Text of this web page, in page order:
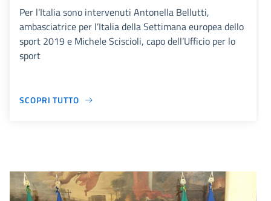
Per l’Italia sono intervenuti Antonella Bellutti,
ambasciatrice per l’Italia della Settimana europea dello
sport 2019 e Michele Sciscioli, capo dell’Ufficio per lo
sport
SCOPRI TUTTO